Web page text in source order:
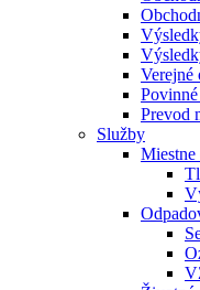
Verejné
Prevod
Služby
Miestne